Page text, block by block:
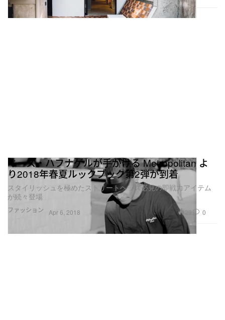
ファッション
キース・ハフナゲルが手がける Metropolitan よ
り2018年春夏ルックブック第2弾が到着
スタイリッシュを極めたストリートヘッズ必見の即戦力アイテム
が続々登場
Apr 6, 2018 29 0